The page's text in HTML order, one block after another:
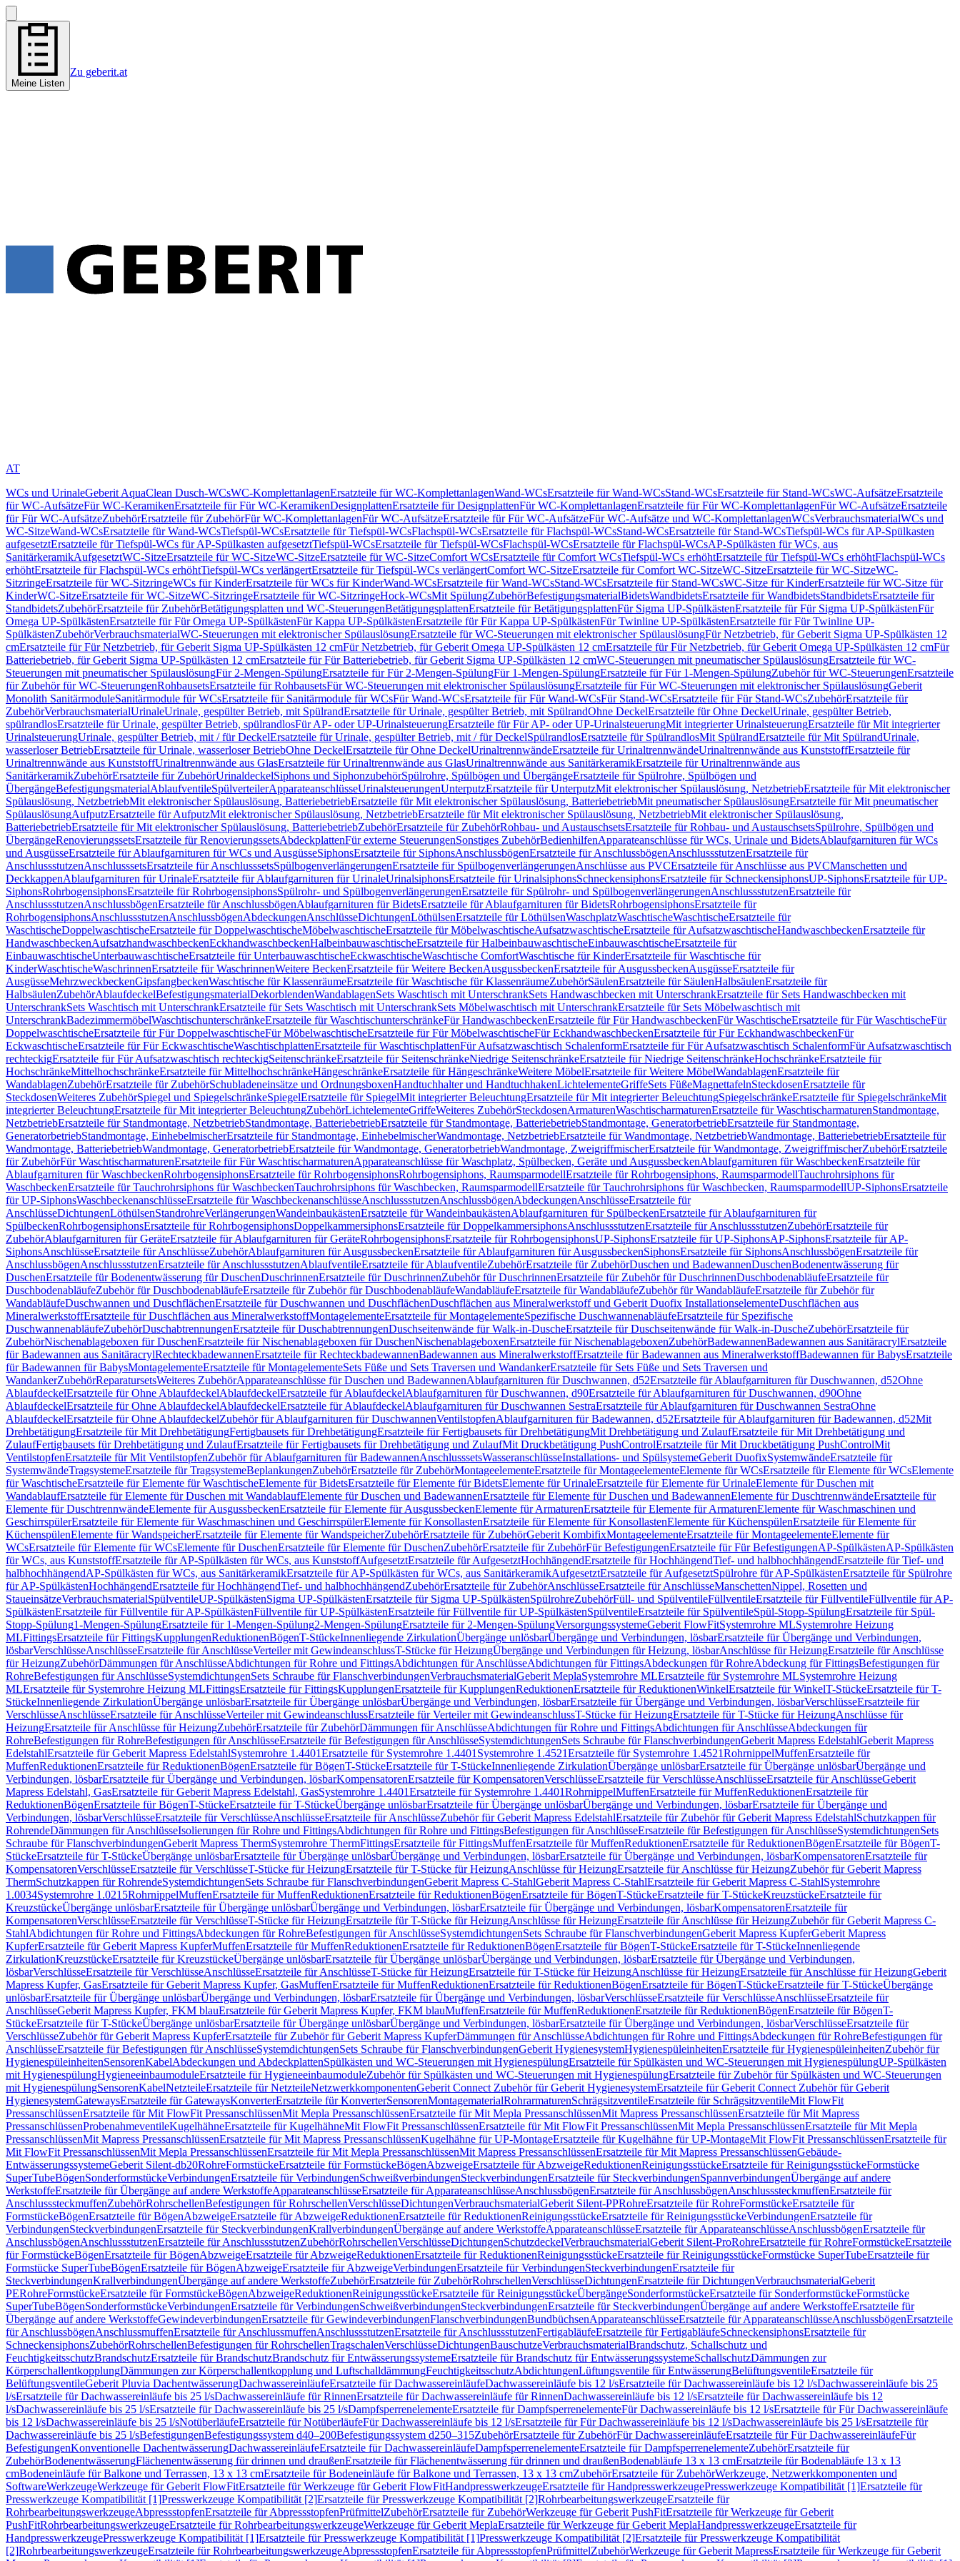
Meine Listen
Zu geberit.at
AT
WCs und UrinaleGeberit AquaClean Dusch-WCsWC-KomplettanlagenErsatzteile für WC-KomplettanlagenWand-WCsErsatzteile für Wand-WCsStand-WCsErsatzteile für Stand-WCsWC-AufsätzeErsatzteile
für WC-AufsätzeFür WC-KeramikenErsatzteile für Für WC-KeramikenDesignplattenErsatzteile für DesignplattenFür WC-KomplettanlagenErsatzteile für Für WC-KomplettanlagenFür WC-AufsätzeErsatzteile
für Für WC-AufsätzeZubehörErsatzteile für ZubehörFür WC-KomplettanlagenFür WC-AufsätzeErsatzteile für Für WC-AufsätzeFür WC-Aufsätze und WC-KomplettanlagenWCsVerbrauchsmaterialWCs und
WC-SitzeWand-WCsErsatzteile für Wand-WCsTiefspül-WCsErsatzteile für Tiefspül-WCsFlachspül-WCsErsatzteile für Flachspül-WCsStand-WCsErsatzteile für Stand-WCsTiefspül-WCs für AP-Spülkasten
aufgesetztErsatzteile für Tiefspül-WCs für AP-Spülkasten aufgesetztTiefspül-WCsErsatzteile für Tiefspül-WCsFlachspül-WCsErsatzteile für Flachspül-WCsAP-Spülkästen für WCs, aus
SanitärkeramikAufgesetztWC-SitzeErsatzteile für WC-SitzeWC-SitzeErsatzteile für WC-SitzeComfort WCsErsatzteile für Comfort WCsTiefspül-WCs erhöhtErsatzteile für Tiefspül-WCs erhöhtFlachspül-WCs
erhöhtErsatzteile für Flachspül-WCs erhöhtTiefspül-WCs verlängertErsatzteile für Tiefspül-WCs verlängertComfort WC-SitzeErsatzteile für Comfort WC-SitzeWC-SitzeErsatzteile für WC-SitzeWC-
SitzringeErsatzteile für WC-SitzringeWCs für KinderErsatzteile für WCs für KinderWand-WCsErsatzteile für Wand-WCsStand-WCsErsatzteile für Stand-WCsWC-Sitze für KinderErsatzteile für WC-Sitze für
KinderWC-SitzeErsatzteile für WC-SitzeWC-SitzringeErsatzteile für WC-SitzringeHock-WCsMit SpülungZubehörBefestigungsmaterialBidetsWandbidetsErsatzteile für WandbidetsStandbidetsErsatzteile für
StandbidetsZubehörErsatzteile für ZubehörBetätigungsplatten und WC-SteuerungenBetätigungsplattenErsatzteile für BetätigungsplattenFür Sigma UP-SpülkästenErsatzteile für Für Sigma UP-SpülkästenFür
Omega UP-SpülkästenErsatzteile für Für Omega UP-SpülkästenFür Kappa UP-SpülkästenErsatzteile für Für Kappa UP-SpülkästenFür Twinline UP-SpülkästenErsatzteile für Für Twinline UP-
SpülkästenZubehörVerbrauchsmaterialWC-Steuerungen mit elektronischer SpülauslösungErsatzteile für WC-Steuerungen mit elektronischer SpülauslösungFür Netzbetrieb, für Geberit Sigma UP-Spülkästen 12
cmErsatzteile für Für Netzbetrieb, für Geberit Sigma UP-Spülkästen 12 cmFür Netzbetrieb, für Geberit Omega UP-Spülkästen 12 cmErsatzteile für Für Netzbetrieb, für Geberit Omega UP-Spülkästen 12 cmFür
Batteriebetrieb, für Geberit Sigma UP-Spülkästen 12 cmErsatzteile für Für Batteriebetrieb, für Geberit Sigma UP-Spülkästen 12 cmWC-Steuerungen mit pneumatischer SpülauslösungErsatzteile für WC-
Steuerungen mit pneumatischer SpülauslösungFür 2-Mengen-SpülungErsatzteile für Für 2-Mengen-SpülungFür 1-Mengen-SpülungErsatzteile für Für 1-Mengen-SpülungZubehör für WC-SteuerungenErsatzteile
für Zubehör für WC-SteuerungenRohbausetsErsatzteile für RohbausetsFür WC-Steuerungen mit elektronischer SpülauslösungErsatzteile für Für WC-Steuerungen mit elektronischer SpülauslösungGeberit
Monolith SanitärmoduleSanitärmodule für WCsErsatzteile für Sanitärmodule für WCsFür Wand-WCsErsatzteile für Für Wand-WCsFür Stand-WCsErsatzteile für Für Stand-WCsZubehörErsatzteile für
ZubehörVerbrauchsmaterialUrinaleUrinale, gespülter Betrieb, mit SpülrandErsatzteile für Urinale, gespülter Betrieb, mit SpülrandOhne DeckelErsatzteile für Ohne DeckelUrinale, gespülter Betrieb,
spülrandlosErsatzteile für Urinale, gespülter Betrieb, spülrandlosFür AP- oder UP-UrinalsteuerungErsatzteile für Für AP- oder UP-UrinalsteuerungMit integrierter UrinalsteuerungErsatzteile für Mit integrierter
UrinalsteuerungUrinale, gespülter Betrieb, mit / für DeckelErsatzteile für Urinale, gespülter Betrieb, mit / für DeckelSpülrandlosErsatzteile für SpülrandlosMit SpülrandErsatzteile für Mit SpülrandUrinale,
wasserloser BetriebErsatzteile für Urinale, wasserloser BetriebOhne DeckelErsatzteile für Ohne DeckelUrinaltrennwändeErsatzteile für UrinaltrennwändeUrinaltrennwände aus KunststoffErsatzteile für
Urinaltrennwände aus KunststoffUrinaltrennwände aus GlasErsatzteile für Urinaltrennwände aus GlasUrinaltrennwände aus SanitärkeramikErsatzteile für Urinaltrennwände aus
SanitärkeramikZubehörErsatzteile für ZubehörUrinaldeckelSiphons und SiphonzubehörSpülrohre, Spülbögen und ÜbergängeErsatzteile für Spülrohre, Spülbögen und
ÜbergängeBefestigungsmaterialAblaufventileSpülverteilerApparateanschlüsseUrinalsteuerungenUnterputzErsatzteile für UnterputzMit elektronischer Spülauslösung, NetzbetriebErsatzteile für Mit elektronischer
Spülauslösung, NetzbetriebMit elektronischer Spülauslösung, BatteriebetriebErsatzteile für Mit elektronischer Spülauslösung, BatteriebetriebMit pneumatischer SpülauslösungErsatzteile für Mit pneumatischer
SpülauslösungAufputzErsatzteile für AufputzMit elektronischer Spülauslösung, NetzbetriebErsatzteile für Mit elektronischer Spülauslösung, NetzbetriebMit elektronischer Spülauslösung,
BatteriebetriebErsatzteile für Mit elektronischer Spülauslösung, BatteriebetriebZubehörErsatzteile für ZubehörRohbau- und AustauschsetsErsatzteile für Rohbau- und AustauschsetsSpülrohre, Spülbögen und
ÜbergängeRenovierungssetsErsatzteile für RenovierungssetsAbdeckplattenFür externe SteuerungenSonstiges ZubehörBedienhilfenApparateanschlüsse für WCs, Urinale und BidetsAblaufgarnituren für WCs
und AusgüsseErsatzteile für Ablaufgarnituren für WCs und AusgüsseSiphonsErsatzteile für SiphonsAnschlussbögenErsatzteile für AnschlussbögenAnschlussstutzenErsatzteile für
AnschlussstutzenAnschlusssetsErsatzteile für AnschlusssetsSpülbogenverlängerungenErsatzteile für SpülbogenverlängerungenAnschlüsse aus PVCErsatzteile für Anschlüsse aus PVCManschetten und
DeckkappenAblaufgarnituren für UrinaleErsatzteile für Ablaufgarnituren für UrinaleUrinalsiphonsErsatzteile für UrinalsiphonsSchneckensiphonsErsatzteile für SchneckensiphonsUP-SiphonsErsatzteile für UP-
SiphonsRohrbogensiphonsErsatzteile für RohrbogensiphonsSpülrohr- und SpülbogenverlängerungenErsatzteile für Spülrohr- und SpülbogenverlängerungenAnschlussstutzenErsatzteile für
AnschlussstutzenAnschlussbögenErsatzteile für AnschlussbögenAblaufgarnituren für BidetsErsatzteile für Ablaufgarnituren für BidetsRohrbogensiphonsErsatzteile für
RohrbogensiphonsAnschlussstutzenAnschlussbögenAbdeckungenAnschlüsseDichtungenLöthülsenErsatzteile für LöthülsenWaschplatzWaschtischeWaschtischeErsatzteile für
WaschtischeDoppelwaschtischeErsatzteile für DoppelwaschtischeMöbelwaschtischeErsatzteile für MöbelwaschtischeAufsatzwaschtischeErsatzteile für AufsatzwaschtischeHandwaschbeckenErsatzteile für
HandwaschbeckenAufsatzhandwaschbeckenEckhandwaschbeckenHalbeinbauwaschtischeErsatzteile für HalbeinbauwaschtischeEinbauwaschtischeErsatzteile für
EinbauwaschtischeUnterbauwaschtischeErsatzteile für UnterbauwaschtischeEckwaschtischeWaschtische ComfortWaschtische für KinderErsatzteile für Waschtische für
KinderWaschtischeWaschrinnenErsatzteile für WaschrinnenWeitere BeckenErsatzteile für Weitere BeckenAusgussbeckenErsatzteile für AusgussbeckenAusgüsseErsatzteile für
AusgüsseMehrzweckbeckenGipsfangbeckenWaschtische für KlassenräumeErsatzteile für Waschtische für KlassenräumeZubehörSäulenErsatzteile für SäulenHalbsäulenErsatzteile für
HalbsäulenZubehörAblaufdeckelBefestigungsmaterialDekorblendenWandablagenSets Waschtisch mit UnterschrankSets Handwaschbecken mit UnterschrankErsatzteile für Sets Handwaschbecken mit
UnterschrankSets Waschtisch mit UnterschrankErsatzteile für Sets Waschtisch mit UnterschrankSets Möbelwaschtisch mit UnterschrankErsatzteile für Sets Möbelwaschtisch mit
UnterschrankBadezimmermöbelWaschtischunterschränkeErsatzteile für WaschtischunterschränkeFür HandwaschbeckenErsatzteile für Für HandwaschbeckenFür WaschtischeErsatzteile für Für WaschtischeFür
DoppelwaschtischeErsatzteile für Für DoppelwaschtischeFür MöbelwaschtischeErsatzteile für Für MöbelwaschtischeFür EckhandwaschbeckenErsatzteile für Für EckhandwaschbeckenFür
EckwaschtischeErsatzteile für Für EckwaschtischeWaschtischplattenErsatzteile für WaschtischplattenFür Aufsatzwaschtisch SchalenformErsatzteile für Für Aufsatzwaschtisch SchalenformFür Aufsatzwaschtisch
rechteckigErsatzteile für Für Aufsatzwaschtisch rechteckigSeitenschränkeErsatzteile für SeitenschränkeNiedrige SeitenschränkeErsatzteile für Niedrige SeitenschränkeHochschränkeErsatzteile für
HochschränkeMittelhochschränkeErsatzteile für MittelhochschränkeHängeschränkeErsatzteile für HängeschränkeWeitere MöbelErsatzteile für Weitere MöbelWandablagenErsatzteile für
WandablagenZubehörErsatzteile für ZubehörSchubladeneinsätze und OrdnungsboxenHandtuchhalter und HandtuchhakenLichtelementeGriffeSets FüßeMagnettafelnSteckdosenErsatzteile für
SteckdosenWeiteres ZubehörSpiegel und SpiegelschränkeSpiegelErsatzteile für SpiegelMit integrierter BeleuchtungErsatzteile für Mit integrierter BeleuchtungSpiegelschränkeErsatzteile für SpiegelschränkeMit
integrierter BeleuchtungErsatzteile für Mit integrierter BeleuchtungZubehörLichtelementeGriffeWeiteres ZubehörSteckdosenArmaturenWaschtischarmaturenErsatzteile für WaschtischarmaturenStandmontage,
NetzbetriebErsatzteile für Standmontage, NetzbetriebStandmontage, BatteriebetriebErsatzteile für Standmontage, BatteriebetriebStandmontage, GeneratorbetriebErsatzteile für Standmontage,
GeneratorbetriebStandmontage, EinhebelmischerErsatzteile für Standmontage, EinhebelmischerWandmontage, NetzbetriebErsatzteile für Wandmontage, NetzbetriebWandmontage, BatteriebetriebErsatzteile für
Wandmontage, BatteriebetriebWandmontage, GeneratorbetriebErsatzteile für Wandmontage, GeneratorbetriebWandmontage, ZweigriffmischerErsatzteile für Wandmontage, ZweigriffmischerZubehörErsatzteile
für ZubehörFür WaschtischarmaturenErsatzteile für Für WaschtischarmaturenApparateanschlüsse für Waschplatz, Spülbecken, Geräte und AusgussbeckenAblaufgarnituren für WaschbeckenErsatzteile für
Ablaufgarnituren für WaschbeckenRohrbogensiphonsErsatzteile für RohrbogensiphonsRohrbogensiphons, RaumsparmodellErsatzteile für Rohrbogensiphons, RaumsparmodellTauchrohrsiphons für
WaschbeckenErsatzteile für Tauchrohrsiphons für WaschbeckenTauchrohrsiphons für Waschbecken, RaumsparmodellErsatzteile für Tauchrohrsiphons für Waschbecken, RaumsparmodellUP-SiphonsErsatzteile
für UP-SiphonsWaschbeckenanschlüsseErsatzteile für WaschbeckenanschlüsseAnschlussstutzenAnschlussbögenAbdeckungenAnschlüsseErsatzteile für
AnschlüsseDichtungenLöthülsenStandrohreVerlängerungenWandeinbaukästenErsatzteile für WandeinbaukästenAblaufgarnituren für SpülbeckenErsatzteile für Ablaufgarnituren für
SpülbeckenRohrbogensiphonsErsatzteile für RohrbogensiphonsDoppelkammersiphonsErsatzteile für DoppelkammersiphonsAnschlussstutzenErsatzteile für AnschlussstutzenZubehörErsatzteile für
ZubehörAblaufgarnituren für GeräteErsatzteile für Ablaufgarnituren für GeräteRohrbogensiphonsErsatzteile für RohrbogensiphonsUP-SiphonsErsatzteile für UP-SiphonsAP-SiphonsErsatzteile für AP-
SiphonsAnschlüsseErsatzteile für AnschlüsseZubehörAblaufgarnituren für AusgussbeckenErsatzteile für Ablaufgarnituren für AusgussbeckenSiphonsErsatzteile für SiphonsAnschlussbögenErsatzteile für
AnschlussbögenAnschlussstutzenErsatzteile für AnschlussstutzenAblaufventileErsatzteile für AblaufventileZubehörErsatzteile für ZubehörDuschen und BadewannenDuschenBodenentwässerung für
DuschenErsatzteile für Bodenentwässerung für DuschenDuschrinnenErsatzteile für DuschrinnenZubehör für DuschrinnenErsatzteile für Zubehör für DuschrinnenDuschbodenabläufeErsatzteile für
DuschbodenabläufeZubehör für DuschbodenabläufeErsatzteile für Zubehör für DuschbodenabläufeWandabläufeErsatzteile für WandabläufeZubehör für WandabläufeErsatzteile für Zubehör für
WandabläufeDuschwannen und DuschflächenErsatzteile für Duschwannen und DuschflächenDuschflächen aus Mineralwerkstoff und Geberit Duofix InstallationselementeDuschflächen aus
MineralwerkstoffErsatzteile für Duschflächen aus MineralwerkstoffMontagelementeErsatzteile für MontagelementeSpezifische DuschwannenabläufeErsatzteile für Spezifische
DuschwannenabläufeZubehörDuschabtrennungenErsatzteile für DuschabtrennungenDuschseitenwände für Walk-in-DuscheErsatzteile für Duschseitenwände für Walk-in-DuscheZubehörErsatzteile für
ZubehörNischenablageboxen für DuschenErsatzteile für Nischenablageboxen für DuschenNischenablageboxenErsatzteile für NischenablageboxenZubehörBadewannenBadewannen aus SanitäracrylErsatzteile
für Badewannen aus SanitäracrylRechteckbadewannenErsatzteile für RechteckbadewannenBadewannen aus MineralwerkstoffErsatzteile für Badewannen aus MineralwerkstoffBadewannen für BabysErsatzteile
für Badewannen für BabysMontagelementeErsatzteile für MontagelementeSets Füße und Sets Traversen und WandankerErsatzteile für Sets Füße und Sets Traversen und
WandankerZubehörReparatursetsWeiteres ZubehörApparateanschlüsse für Duschen und BadewannenAblaufgarnituren für Duschwannen, d52Ersatzteile für Ablaufgarnituren für Duschwannen, d52Ohne
AblaufdeckelErsatzteile für Ohne AblaufdeckelAblaufdeckelErsatzteile für AblaufdeckelAblaufgarnituren für Duschwannen, d90Ersatzteile für Ablaufgarnituren für Duschwannen, d90Ohne
AblaufdeckelErsatzteile für Ohne AblaufdeckelAblaufdeckelErsatzteile für AblaufdeckelAblaufgarnituren für Duschwannen SestraErsatzteile für Ablaufgarnituren für Duschwannen SestraOhne
AblaufdeckelErsatzteile für Ohne AblaufdeckelZubehör für Ablaufgarnituren für DuschwannenVentilstopfenAblaufgarnituren für Badewannen, d52Ersatzteile für Ablaufgarnituren für Badewannen, d52Mit
DrehbetätigungErsatzteile für Mit DrehbetätigungFertigbausets für DrehbetätigungErsatzteile für Fertigbausets für DrehbetätigungMit Drehbetätigung und ZulaufErsatzteile für Mit Drehbetätigung und
ZulaufFertigbausets für Drehbetätigung und ZulaufErsatzteile für Fertigbausets für Drehbetätigung und ZulaufMit Druckbetätigung PushControlErsatzteile für Mit Druckbetätigung PushControlMit
VentilstopfenErsatzteile für Mit VentilstopfenZubehör für Ablaufgarnituren für BadewannenAnschlusssetsWasseranschlüsseInstallations- und SpülsystemeGeberit DuofixSystemwändeErsatzteile für
SystemwändeTragsystemeErsatzteile für TragsystemeBeplankungenZubehörErsatzteile für ZubehörMontageelementeErsatzteile für MontageelementeElemente für WCsErsatzteile für Elemente für WCsElemente
für WaschtischeErsatzteile für Elemente für WaschtischeElemente für BidetsErsatzteile für Elemente für BidetsElemente für UrinaleErsatzteile für Elemente für UrinaleElemente für Duschen mit
WandablaufErsatzteile für Elemente für Duschen mit WandablaufElemente für Duschen und BadewannenErsatzteile für Elemente für Duschen und BadewannenElemente für DuschtrennwändeErsatzteile für
Elemente für DuschtrennwändeElemente für AusgussbeckenErsatzteile für Elemente für AusgussbeckenElemente für ArmaturenErsatzteile für Elemente für ArmaturenElemente für Waschmaschinen und
GeschirrspülerErsatzteile für Elemente für Waschmaschinen und GeschirrspülerElemente für KonsollastenErsatzteile für Elemente für KonsollastenElemente für KüchenspülenErsatzteile für Elemente für
KüchenspülenElemente für WandspeicherErsatzteile für Elemente für WandspeicherZubehörErsatzteile für ZubehörGeberit KombifixMontageelementeErsatzteile für MontageelementeElemente für
WCsErsatzteile für Elemente für WCsElemente für DuschenErsatzteile für Elemente für DuschenZubehörErsatzteile für ZubehörFür BefestigungenErsatzteile für Für BefestigungenAP-SpülkästenAP-Spülkästen
für WCs, aus KunststoffErsatzteile für AP-Spülkästen für WCs, aus KunststoffAufgesetztErsatzteile für AufgesetztHochhängendErsatzteile für HochhängendTief- und halbhochhängendErsatzteile für Tief- und
halbhochhängendAP-Spülkästen für WCs, aus SanitärkeramikErsatzteile für AP-Spülkästen für WCs, aus SanitärkeramikAufgesetztErsatzteile für AufgesetztSpülrohre für AP-SpülkästenErsatzteile für Spülrohre
für AP-SpülkästenHochhängendErsatzteile für HochhängendTief- und halbhochhängendZubehörErsatzteile für ZubehörAnschlüsseErsatzteile für AnschlüsseManschettenNippel, Rosetten und
StaueinsätzeVerbrauchsmaterialSpülventileUP-SpülkästenSigma UP-SpülkästenErsatzteile für Sigma UP-SpülkästenSpülrohreZubehörFüll- und SpülventileFüllventileErsatzteile für FüllventileFüllventile für AP-
SpülkästenErsatzteile für Füllventile für AP-SpülkästenFüllventile für UP-SpülkästenErsatzteile für Füllventile für UP-SpülkästenSpülventileErsatzteile für SpülventileSpül-Stopp-SpülungErsatzteile für Spül-
Stopp-Spülung1-Mengen-SpülungErsatzteile für 1-Mengen-Spülung2-Mengen-SpülungErsatzteile für 2-Mengen-SpülungVersorgungssystemeGeberit FlowFitSystemrohre MLSystemrohre Heizung
MLFittingsErsatzteile für FittingsKupplungenReduktionenBögenT-StückeInnenliegende ZirkulationÜbergänge unlösbarÜbergänge und Verbindungen, lösbarErsatzteile für Übergänge und Verbindungen,
lösbarVerschlüsseAnschlüsseErsatzteile für AnschlüsseVerteiler mit GewindeanschlussT-Stücke für HeizungÜbergänge und Verbindungen für Heizung, lösbarAnschlüsse für HeizungErsatzteile für Anschlüsse
für HeizungZubehörDämmungen für AnschlüsseAbdichtungen für Rohre und FittingsAbdichtungen für AnschlüsseAbdichtungen für FittingsAbdeckungen für RohreAbdeckung für FittingsBefestigungen für
RohreBefestigungen für AnschlüsseSystemdichtungenSets Schraube für FlanschverbindungenVerbrauchsmaterialGeberit MeplaSystemrohre MLErsatzteile für Systemrohre MLSystemrohre Heizung
MLErsatzteile für Systemrohre Heizung MLFittingsErsatzteile für FittingsKupplungenErsatzteile für KupplungenReduktionenErsatzteile für ReduktionenWinkelErsatzteile für WinkelT-StückeErsatzteile für T-
StückeInnenliegende ZirkulationÜbergänge unlösbarErsatzteile für Übergänge unlösbarÜbergänge und Verbindungen, lösbarErsatzteile für Übergänge und Verbindungen, lösbarVerschlüsseErsatzteile für
VerschlüsseAnschlüsseErsatzteile für AnschlüsseVerteiler mit GewindeanschlussErsatzteile für Verteiler mit GewindeanschlussT-Stücke für HeizungErsatzteile für T-Stücke für HeizungAnschlüsse für
HeizungErsatzteile für Anschlüsse für HeizungZubehörErsatzteile für ZubehörDämmungen für AnschlüsseAbdichtungen für Rohre und FittingsAbdichtungen für AnschlüsseAbdeckungen für
RohreBefestigungen für RohreBefestigungen für AnschlüsseErsatzteile für Befestigungen für AnschlüsseSystemdichtungenSets Schraube für FlanschverbindungenGeberit Mapress EdelstahlGeberit Mapress
EdelstahlErsatzteile für Geberit Mapress EdelstahlSystemrohre 1.4401Ersatzteile für Systemrohre 1.4401 Systemrohre 1.4521Ersatzteile für Systemrohre 1.4521RohrnippelMuffenErsatzteile für
MuffenReduktionenErsatzteile für ReduktionenBögenErsatzteile für BögenT-StückeErsatzteile für T-StückeInnenliegende ZirkulationÜbergänge unlösbarErsatzteile für Übergänge unlösbarÜbergänge und
Verbindungen, lösbarErsatzteile für Übergänge und Verbindungen, lösbarKompensatorenErsatzteile für KompensatorenVerschlüsseErsatzteile für VerschlüsseAnschlüsseErsatzteile für AnschlüsseGeberit
Mapress Edelstahl, GasErsatzteile für Geberit Mapress Edelstahl, GasSystemrohre 1.4401Ersatzteile für Systemrohre 1.4401RohrnippelMuffenErsatzteile für MuffenReduktionenErsatzteile für
ReduktionenBögenErsatzteile für BögenT-StückeErsatzteile für T-StückeÜbergänge unlösbarErsatzteile für Übergänge unlösbarÜbergänge und Verbindungen, lösbarErsatzteile für Übergänge und
Verbindungen, lösbarVerschlüsseErsatzteile für VerschlüsseAnschlüsseErsatzteile für AnschlüsseZubehör für Geberit Mapress EdelstahlErsatzteile für Zubehör für Geberit Mapress EdelstahlSchutzkappen für
RohrendeDämmungen für AnschlüsseIsolierungen für Rohre und FittingsAbdichtungen für Rohre und FittingsBefestigungen für AnschlüsseErsatzteile für Befestigungen für AnschlüsseSystemdichtungenSets
Schraube für FlanschverbindungenGeberit Mapress ThermSystemrohre ThermFittingsErsatzteile für FittingsMuffenErsatzteile für MuffenReduktionenErsatzteile für ReduktionenBögenErsatzteile für BögenT-
StückeErsatzteile für T-StückeÜbergänge unlösbarErsatzteile für Übergänge unlösbarÜbergänge und Verbindungen, lösbarErsatzteile für Übergänge und Verbindungen, lösbarKompensatorenErsatzteile für
KompensatorenVerschlüsseErsatzteile für VerschlüsseT-Stücke für HeizungErsatzteile für T-Stücke für HeizungAnschlüsse für HeizungErsatzteile für Anschlüsse für HeizungZubehör für Geberit Mapress
ThermSchutzkappen für RohrendeSystemdichtungenSets Schraube für FlanschverbindungenGeberit Mapress C-StahlGeberit Mapress C-StahlErsatzteile für Geberit Mapress C-StahlSystemrohre
1.0034Systemrohre 1.0215RohrnippelMuffenErsatzteile für MuffenReduktionenErsatzteile für ReduktionenBögenErsatzteile für BögenT-StückeErsatzteile für T-StückeKreuzstückeErsatzteile für
KreuzstückeÜbergänge unlösbarErsatzteile für Übergänge unlösbarÜbergänge und Verbindungen, lösbarErsatzteile für Übergänge und Verbindungen, lösbarKompensatorenErsatzteile für
KompensatorenVerschlüsseErsatzteile für VerschlüsseT-Stücke für HeizungErsatzteile für T-Stücke für HeizungAnschlüsse für HeizungErsatzteile für Anschlüsse für HeizungZubehör für Geberit Mapress C-
StahlAbdichtungen für Rohre und FittingsAbdeckungen für RohreBefestigungen für AnschlüsseSystemdichtungenSets Schraube für FlanschverbindungenGeberit Mapress KupferGeberit Mapress
KupferErsatzteile für Geberit Mapress KupferMuffenErsatzteile für MuffenReduktionenErsatzteile für ReduktionenBögenErsatzteile für BögenT-StückeErsatzteile für T-StückeInnenliegende
ZirkulationKreuzstückeErsatzteile für KreuzstückeÜbergänge unlösbarErsatzteile für Übergänge unlösbarÜbergänge und Verbindungen, lösbarErsatzteile für Übergänge und Verbindungen,
lösbarVerschlüsseErsatzteile für VerschlüsseAnschlüsseErsatzteile für AnschlüsseT-Stücke für HeizungErsatzteile für T-Stücke für HeizungAnschlüsse für HeizungErsatzteile für Anschlüsse für HeizungGeberit
Mapress Kupfer, GasErsatzteile für Geberit Mapress Kupfer, GasMuffenErsatzteile für MuffenReduktionenErsatzteile für ReduktionenBögenErsatzteile für BögenT-StückeErsatzteile für T-StückeÜbergänge
unlösbarErsatzteile für Übergänge unlösbarÜbergänge und Verbindungen, lösbarErsatzteile für Übergänge und Verbindungen, lösbarVerschlüsseErsatzteile für VerschlüsseAnschlüsseErsatzteile für
AnschlüsseGeberit Mapress Kupfer, FKM blauErsatzteile für Geberit Mapress Kupfer, FKM blauMuffenErsatzteile für MuffenReduktionenErsatzteile für ReduktionenBögenErsatzteile für BögenT-
StückeErsatzteile für T-StückeÜbergänge unlösbarErsatzteile für Übergänge unlösbarÜbergänge und Verbindungen, lösbarErsatzteile für Übergänge und Verbindungen, lösbarVerschlüsseErsatzteile für
VerschlüsseZubehör für Geberit Mapress KupferErsatzteile für Zubehör für Geberit Mapress KupferDämmungen für AnschlüsseAbdichtungen für Rohre und FittingsAbdeckungen für RohreBefestigungen für
AnschlüsseErsatzteile für Befestigungen für AnschlüsseSystemdichtungenSets Schraube für FlanschverbindungenGeberit HygienesystemHygienespüleinheitenErsatzteile für HygienespüleinheitenZubehör für
HygienespüleinheitenSensorenKabelAbdeckungen und AbdeckplattenSpülkästen und WC-Steuerungen mit HygienespülungErsatzteile für Spülkästen und WC-Steuerungen mit HygienespülungUP-Spülkästen
mit HygienespülungHygieneeinbaumoduleErsatzteile für HygieneeinbaumoduleZubehör für Spülkästen und WC-Steuerungen mit HygienespülungErsatzteile für Zubehör für Spülkästen und WC-Steuerungen
mit HygienespülungSensorenKabelNetzteileErsatzteile für NetzteileNetzwerkkomponentenGeberit Connect Zubehör für Geberit HygienesystemErsatzteile für Geberit Connect Zubehör für Geberit
HygienesystemGatewaysErsatzteile für GatewaysKonverterErsatzteile für KonverterSensorenMontagematerialRohrarmaturenSchrägsitzventileErsatzteile für SchrägsitzventileMit FlowFit
PressanschlüssenErsatzteile für Mit FlowFit PressanschlüssenMit Mepla PressanschlüssenErsatzteile für Mit Mepla PressanschlüssenMit Mapress PressanschlüssenErsatzteile für Mit Mapress
PressanschlüssenProbenahmeventileKugelhähneErsatzteile für KugelhähneMit FlowFit PressanschlüssenErsatzteile für Mit FlowFit PressanschlüssenMit Mepla PressanschlüssenErsatzteile für Mit Mepla
PressanschlüssenMit Mapress PressanschlüssenErsatzteile für Mit Mapress PressanschlüssenKugelhähne für UP-MontageErsatzteile für Kugelhähne für UP-MontageMit FlowFit PressanschlüssenErsatzteile für
Mit FlowFit PressanschlüssenMit Mepla PressanschlüssenErsatzteile für Mit Mepla PressanschlüssenMit Mapress PressanschlüssenErsatzteile für Mit Mapress PressanschlüssenGebäude-
EntwässerungssystemeGeberit Silent-db20RohreFormstückeErsatzteile für FormstückeBögenAbzweigeErsatzteile für AbzweigeReduktionenReinigungsstückeErsatzteile für ReinigungsstückeFormstücke
SuperTubeBögenSonderformstückeVerbindungenErsatzteile für VerbindungenSchweißverbindungenSteckverbindungenErsatzteile für SteckverbindungenSpannverbindungenÜbergänge auf andere
WerkstoffeErsatzteile für Übergänge auf andere WerkstoffeApparateanschlüsseErsatzteile für ApparateanschlüsseAnschlussbögenErsatzteile für AnschlussbögenAnschlusssteckmuffenErsatzteile für
AnschlusssteckmuffenZubehörRohrschellenBefestigungen für RohrschellenVerschlüsseDichtungenVerbrauchsmaterialGeberit Silent-PPRohreErsatzteile für RohreFormstückeErsatzteile für
FormstückeBögenErsatzteile für BögenAbzweigeErsatzteile für AbzweigeReduktionenErsatzteile für ReduktionenReinigungsstückeErsatzteile für ReinigungsstückeVerbindungenErsatzteile für
VerbindungenSteckverbindungenErsatzteile für SteckverbindungenKrallverbindungenÜbergänge auf andere WerkstoffeApparateanschlüsseErsatzteile für ApparateanschlüsseAnschlussbögenErsatzteile für
AnschlussbögenAnschlussstutzenErsatzteile für AnschlussstutzenZubehörRohrschellenVerschlüsseDichtungenSchutzdeckelVerbrauchsmaterialGeberit Silent-ProRohreErsatzteile für RohreFormstückeErsatzteile
für FormstückeBögenErsatzteile für BögenAbzweigeErsatzteile für AbzweigeReduktionenErsatzteile für ReduktionenReinigungsstückeErsatzteile für ReinigungsstückeFormstücke SuperTubeErsatzteile für
Formstücke SuperTubeBögenErsatzteile für BögenAbzweigeErsatzteile für AbzweigeVerbindungenErsatzteile für VerbindungenSteckverbindungenErsatzteile für
SteckverbindungenKrallverbindungenÜbergänge auf andere WerkstoffeZubehörErsatzteile für ZubehörRohrschellenVerschlüsseDichtungenErsatzteile für DichtungenVerbrauchsmaterialGeberit
PERohreFormstückeErsatzteile für FormstückeBögenAbzweigeReduktionenReinigungsstückeErsatzteile für ReinigungsstückeÜbergängeSonderformstückeErsatzteile für SonderformstückeFormstücke
SuperTubeBögenSonderformstückeVerbindungenErsatzteile für VerbindungenSchweißverbindungenSteckverbindungenErsatzteile für SteckverbindungenÜbergänge auf andere WerkstoffeErsatzteile für
Übergänge auf andere WerkstoffeGewindeverbindungenErsatzteile für GewindeverbindungenFlanschverbindungenBundbüchsenApparateanschlüsseErsatzteile für ApparateanschlüsseAnschlussbögenErsatzteile
für AnschlussbögenAnschlussmuffenErsatzteile für AnschlussmuffenAnschlussstutzenErsatzteile für AnschlussstutzenFertigabläufeErsatzteile für FertigabläufeSchneckensiphonsErsatzteile für
SchneckensiphonsZubehörRohrschellenBefestigungen für RohrschellenTragschalenVerschlüsseDichtungenBauschutzeVerbrauchsmaterialBrandschutz, Schallschutz und
FeuchtigkeitsschutzBrandschutzErsatzteile für BrandschutzBrandschutz für EntwässerungssystemeErsatzteile für Brandschutz für EntwässerungssystemeSchallschutzDämmungen zur
KörperschallentkopplungDämmungen zur Körperschallentkopplung und LuftschalldämmungFeuchtigkeitsschutzAbdichtungenLüftungsventile für EntwässerungBelüftungsventileErsatzteile für
BelüftungsventileGeberit Pluvia DachentwässerungDachwassereinläufeErsatzteile für DachwassereinläufeDachwassereinläufe bis 12 l/sErsatzteile für Dachwassereinläufe bis 12 l/sDachwassereinläufe bis 25
l/sErsatzteile für Dachwassereinläufe bis 25 l/sDachwassereinläufe für RinnenErsatzteile für Dachwassereinläufe für RinnenDachwassereinläufe bis 12 l/sErsatzteile für Dachwassereinläufe bis 12
l/sDachwassereinläufe bis 25 l/sErsatzteile für Dachwassereinläufe bis 25 l/sDampfsperrenelementeErsatzteile für DampfsperrenelementeFür Dachwassereinläufe bis 12 l/sErsatzteile für Für Dachwassereinläufe
bis 12 l/sDachwassereinläufe bis 25 l/sNotüberläufeErsatzteile für NotüberläufeFür Dachwassereinläufe bis 12 l/sErsatzteile für Für Dachwassereinläufe bis 12 l/sDachwassereinläufe bis 25 l/sErsatzteile für
Dachwassereinläufe bis 25 l/sBefestigungenBefestigungssystem d40–200Befestigungssystem d250–315ZubehörErsatzteile für ZubehörFür DachwassereinläufeErsatzteile für Für DachwassereinläufeFür
BefestigungenKonventionelle DachentwässerungDachwassereinläufeErsatzteile für DachwassereinläufeDampfsperrenelementeErsatzteile für DampfsperrenelementeZubehörErsatzteile für
ZubehörBodenentwässerungFlächenentwässerung für drinnen und draußenErsatzteile für Flächenentwässerung für drinnen und draußenBodenabläufe 13 x 13 cmErsatzteile für Bodenabläufe 13 x 13
cmBodeneinläufe für Balkone und Terrassen, 13 x 13 cmErsatzteile für Bodeneinläufe für Balkone und Terrassen, 13 x 13 cmZubehörErsatzteile für ZubehörWerkzeuge, Netzwerkkomponenten und
SoftwareWerkzeugeWerkzeuge für Geberit FlowFitErsatzteile für Werkzeuge für Geberit FlowFitHandpresswerkzeugeErsatzteile für HandpresswerkzeugePresswerkzeuge Kompatibilität [1]Ersatzteile für
Presswerkzeuge Kompatibilität [1]Presswerkzeuge Kompatibilität [2]Ersatzteile für Presswerkzeuge Kompatibilität [2]RohrbearbeitungswerkzeugeErsatzteile für
RohrbearbeitungswerkzeugeAbpressstopfenErsatzteile für AbpressstopfenPrüfmittelZubehörErsatzteile für ZubehörWerkzeuge für Geberit PushFitErsatzteile für Werkzeuge für Geberit
PushFitRohrbearbeitungswerkzeugeErsatzteile für RohrbearbeitungswerkzeugeWerkzeuge für Geberit MeplaErsatzteile für Werkzeuge für Geberit MeplaHandpresswerkzeugeErsatzteile für
HandpresswerkzeugePresswerkzeuge Kompatibilität [1]Ersatzteile für Presswerkzeuge Kompatibilität [1]Presswerkzeuge Kompatibilität [2]Ersatzteile für Presswerkzeuge Kompatibilität
[2]RohrbearbeitungswerkzeugeErsatzteile für RohrbearbeitungswerkzeugeAbpressstopfenErsatzteile für AbpressstopfenPrüfmittelZubehörWerkzeuge für Geberit MapressErsatzteile für Werkzeuge für Geberit